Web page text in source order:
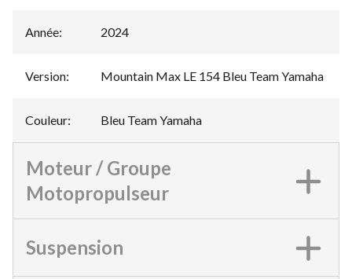
Année: 2024
Version: Mountain Max LE 154 Bleu Team Yamaha
Couleur: Bleu Team Yamaha
Moteur / Groupe
Motopropulseur
Suspension